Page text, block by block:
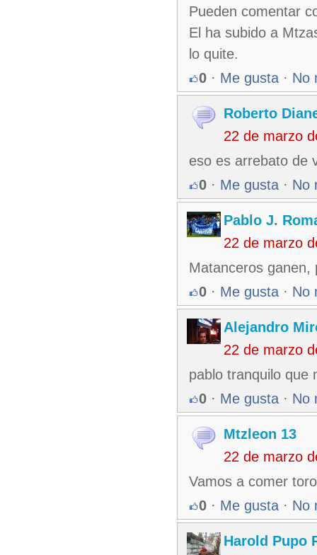
Pueden comentar
El ha subido a
lo quite.
0 · Me gusta · No
Roberto
22 de marzo
eso es arrebato de
0 · Me gusta · No
Pablo J.
22 de marzo
Matanceros
0 · Me gusta · No
Alejandro
22 de marzo
pablo tranquilo que
0 · Me gusta · No
Mtzleon 13
22 de marzo
Vamos a comer
0 · Me gusta · No
Harold Pupo